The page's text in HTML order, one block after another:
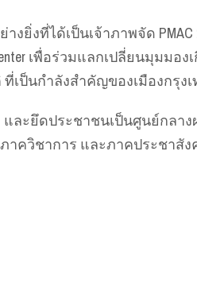
ได้เป็นเจ้าภาพจัด PMAC
เพื่อร่วมแลกเปลี่ยนมุมมอ
เป็นกำลังสำคัญของเมืองกรุง
และยึดประชาชนเป็นศูนย์กลา
ภาควิชาการ และภาคประชาสัง